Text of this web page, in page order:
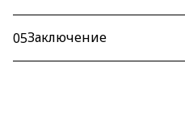
05Заключение